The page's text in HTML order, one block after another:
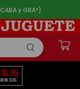
y GBA*)
16
MIN.
35
SEG.